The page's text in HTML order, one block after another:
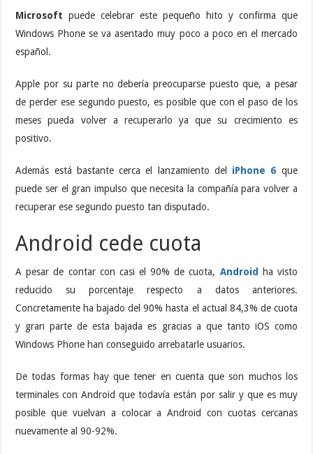
Microsoft puede celebrar este pequeño hito y confirma que
Windows Phone se va asentado muy poco a poco en el mercado
español.
Apple por su parte no debería preocuparse puesto que, a pesar
de perder ese segundo puesto, es posible que con el paso de los
meses pueda volver a recuperarlo ya que su crecimiento es
positivo.
Además está bastante cerca el lanzamiento del iPhone 6 que
puede ser el gran impulso que necesita la compañía para volver a
recuperar ese segundo puesto tan disputado.
Android cede cuota
A pesar de contar con casi el 90% de cuota, Android
ha visto
reducido su porcentaje respecto a datos anteriores.
Concretamente ha bajado del 90% hasta el actual 84,3% de cuota
y gran parte de esta bajada es gracias a que tanto iOS como
Windows Phone han conseguido arrebatarle usuarios.
De todas formas hay que tener en cuenta que son muchos los
terminales con Android que todavía están por salir y que es muy
posible que vuelvan a colocar a Android con cuotas cercanas
nuevamente al 90-92%.